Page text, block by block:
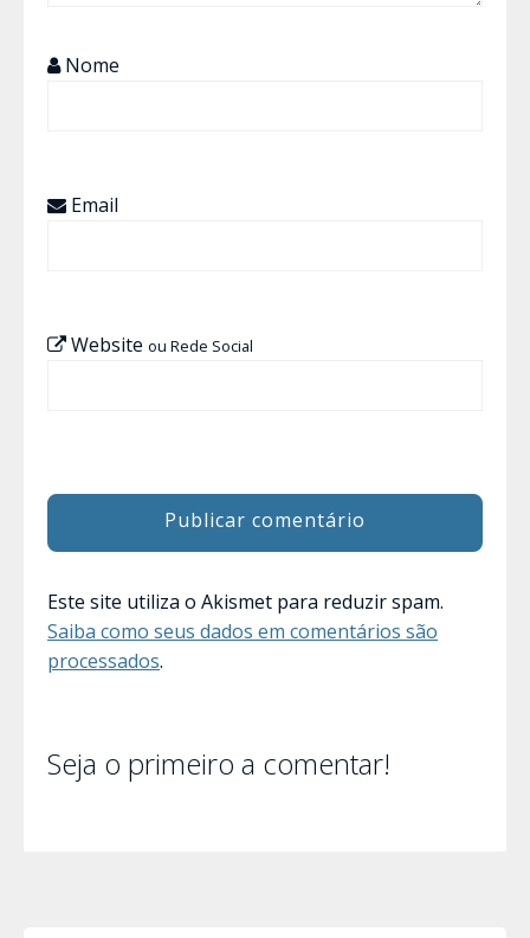
Nome
Email
Website ou Rede Social
Este site utiliza o Akismet para reduzir spam.
Saiba como seus dados em comentários são
processados.
Seja o primeiro a comentar!